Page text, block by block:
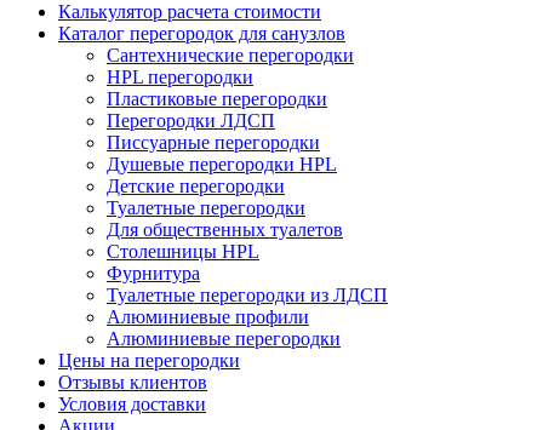
Калькулятор расчета стоимости
Каталог перегородок для санузлов
Сантехнические перегородки
HPL перегородки
Пластиковые перегородки
Перегородки ЛДСП
Писсуарные перегородки
Душевые перегородки HPL
Детские перегородки
Туалетные перегородки
Для общественных туалетов
Столешницы HPL
Фурнитура
Туалетные перегородки из ЛДСП
Алюминиевые профили
Алюминиевые перегородки
Цены на перегородки
Отзывы клиентов
Условия доставки
Акции